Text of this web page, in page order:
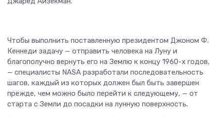
Чтобы выполнить поставленную президентом Джоном Ф.
Кеннеди задачу — отправить человека на Луну и
благополучно вернуть его на Землю к концу 1960-х годов,
— специалисты NASA разработали последовательность
шагов, каждый из которых должен был быть завершен
прежде, чем можно было перейти к следующему, — от
старта с Земли до посадки на лунную поверхность.